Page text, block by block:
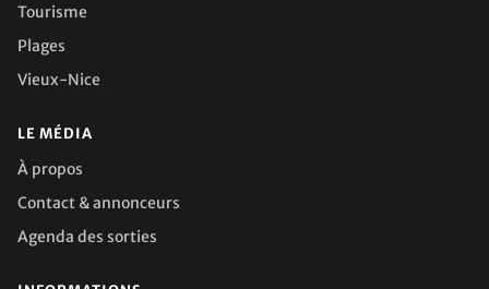
Tourisme
Plages
Vieux-Nice
LE MÉDIA
À propos
Contact & annonceurs
Agenda des sorties